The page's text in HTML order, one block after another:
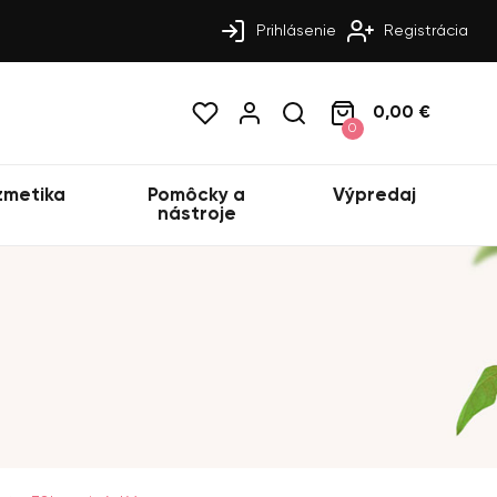
Prihlásenie Registrácia
0
0,00 €
Pomôcky a
nástroje
Výpredaj